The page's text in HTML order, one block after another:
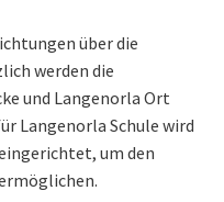
über die
werden die
und Langenorla Ort
Langenorla Schule wird
um den